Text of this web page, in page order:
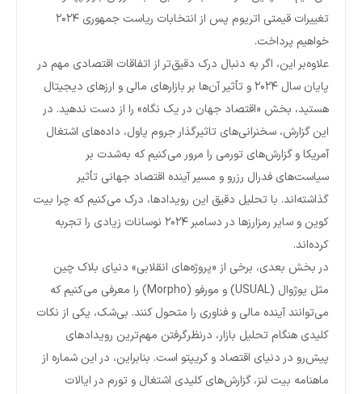
تغییرات قیمتی اتریوم پس از انتخابات ریاست جمهوری ۲۰۲۴
خواهیم پرداخت.
علاوه‌بر این، اگر به دنبال درک دقیق‌تر از اتفاقات اقتصادی مهم در
پایان سال ۲۰۲۴ و تأثیر آن‌ها بر بازارهای مالی و ارزهای دیجیتال
هستید، بخش «اقتصاد جهان در یک نگاه» را از دست ندهید. در
این گزارش، سخنرانی‌های تاثیرگذار جروم پاول، داده‌های اشتغال
آمریکا و گزارش‌های تورمی را مرور می‌کنیم که به‌شدت بر
سیاست‌های فدرال رزرو و مسیر آینده اقتصاد جهانی تأثیر
گذاشته‌اند. با تحلیل دقیق این رویدادها، درک می‌کنیم که چرا بیت
کوین و سایر رمزارزها در دسامبر ۲۰۲۴ نوسانات زیادی را تجربه
کرده‌اند.
در بخش بعدی، برخی از «پروژه‌های انقلابی» دنیای بلاک چین
مثل یوژوال (USUAL) و مورفو (Morpho) را معرفی می‌کنیم که
می‌توانند آینده مالی و فناوری را متحول کنند. بی‌شک، یکی از نکات
کلیدی هنگام تحلیل بازار، درنظرگرفتن مهم‌ترین رویدادهای
پیش‌رو در دنیای اقتصاد و کریپتو است. بنابراین، در این شماره از
ماهنامه بیت لنز، گزارش‌های کلیدی اشتغال و تورم در ایالات